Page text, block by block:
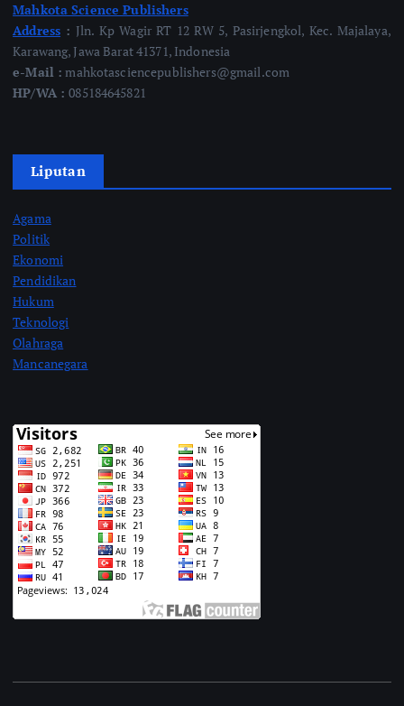
Mahkota Science Publishers
Address : Jln. Kp Wagir RT 12 RW 5, Pasirjengkol, Kec. Majalaya,
Karawang, Jawa Barat 41371, Indonesia
e-Mail : mahkotasciencepublishers@gmail.com
HP/WA :085184645821
Liputan
Agama
Politik
Ekonomi
Pendidikan
Hukum
Teknologi
Olahraga
Mancanegara